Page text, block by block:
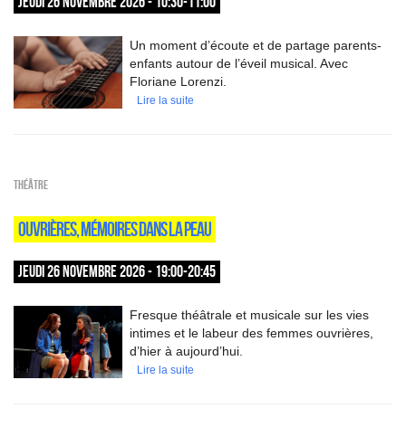
Un moment d’écoute et de partage parents-
enfants autour de l’éveil musical. Avec
Floriane Lorenzi.
Lire la suite
Théâtre
OUVRIÈRES, MÉMOIRES DANS LA PEAU
JEUDI 26 NOVEMBRE 2026 - 19:00-20:45
Fresque théâtrale et musicale sur les vies
intimes et le labeur des femmes ouvrières,
d’hier à aujourd’hui.
Lire la suite